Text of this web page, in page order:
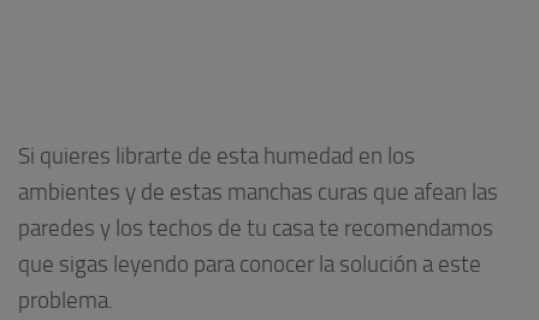
Si quieres librarte de esta humedad en los
ambientes y de estas manchas curas que afean las
paredes y los techos de tu casa te recomendamos
que sigas leyendo para conocer la solución a este
problema.